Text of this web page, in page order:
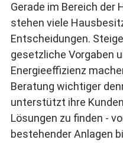
Gerade im Bereich der
stehen viele
Entscheidungen.
gesetzliche Vorgaben
Energieeffizienz
Beratung wichtiger
unterstützt ihre
Lösungen zu finden -
bestehender Anlagen